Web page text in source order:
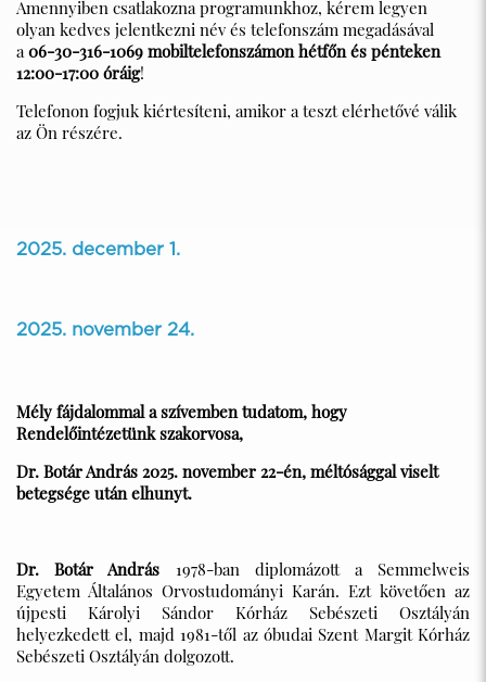
Amennyiben csatlakozna programunkhoz, kérem legyen
olyan kedves jelentkezni név és telefonszám megadásával
a06-30-316-1069 mobiltelefonszámon hétfőn és pénteken
12:00-17:00 óráig!
Telefonon fogjuk kiértesíteni, amikor a teszt elérhetővé válik
az Ön részére.
2025. december 1.
2025. november 24.
Mély fájdalommal a szívemben tudatom, hogy
Rendelőintézetünk szakorvosa,
Dr. Botár András 2025. november 22-én, méltósággal viselt
betegsége után elhunyt.
Dr. Botár András 1978-ban diplomázott a Semmelweis
Egyetem Általános Orvostudományi Karán. Ezt követően az
újpesti Károlyi Sándor Kórház Sebészeti Osztályán
helyezkedett el, majd 1981-től az óbudai Szent Margit Kórház
Sebészeti Osztályán dolgozott.